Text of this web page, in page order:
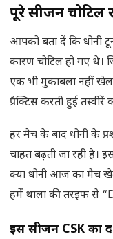
पूरे सीजन चोटिल
आपको बता दें कि धोनी
कारण चोटिल हो गए थे।
एक भी मुकाबला नहीं खेल
प्रैक्टिस करती हुई तस्वीरें
हर मैच के बाद धोनी के
चाहत बढ़ती जा रही है।
क्या धोनी आज का मैच
हमें थाला की तरइफ से
इस सीजन CSK का